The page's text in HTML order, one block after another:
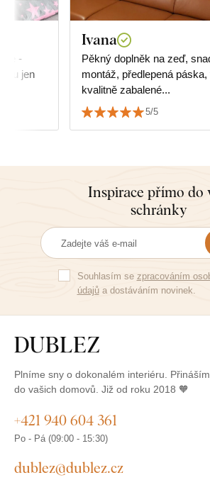
-
jen
Ivana
Pěkný doplněk na zeď,
montáž, předlepená
kvalitně zabalené...
5/5
Inspirace přímo do
schránky
Souhlasím se zpracováním
údajůa dostáváním novinek.
Plníme sny o dokonalém interiéru.
do vašich domovů. Již od roku 2018 🧡
+421 940 604 361
Po - Pá (09:00 - 15:30)
dublez@dublez.cz